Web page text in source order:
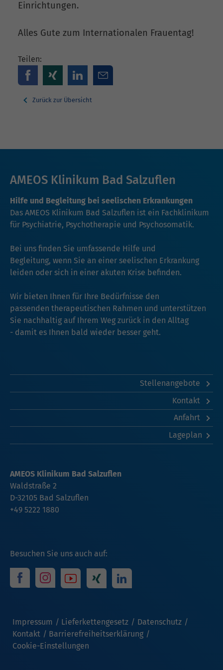
Einrichtungen.
Alles Gute zum Internationalen Frauentag!
Teilen:
Zurück zur Übersicht
AMEOS Klinikum Bad Salzuflen
Hilfe und Begleitung bei seelischen Erkrankungen
Das AMEOS Klinikum Bad Salzuflen ist ein Fachklinikum
für Psychiatrie, Psychotherapie und Psychosomatik.
Bei uns finden Sie umfassende Hilfe und
Begleitung, wenn Sie an einer seelischen Erkrankung
leiden oder sich in einer akuten Krise befinden.
Wir bieten Ihnen für Ihre Bedürfnisse den
passenden therapeutischen Rahmen und unterstützen
Sie nachhaltig auf Ihrem Weg zurück in den Alltag
- damit es Ihnen bald wieder besser geht.
Stellenangebote
Kontakt
Anfahrt
Lageplan
Besuchen Sie uns auch auf:
Impressum Lieferkettengesetz
Datenschutz
Kontakt
Barrierefreiheitserklärung
Cookie-Einstellungen
AMEOS Klinikum Bad Salzuflen
Waldstraße 2
D-32105 Bad Salzuflen
+49 5222 1880